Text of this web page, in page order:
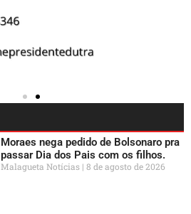
Moraes nega pedido de Bolsonaro pra
passar Dia dos Pais com os filhos.
Malagueta Notícias 8 de agosto de 2026